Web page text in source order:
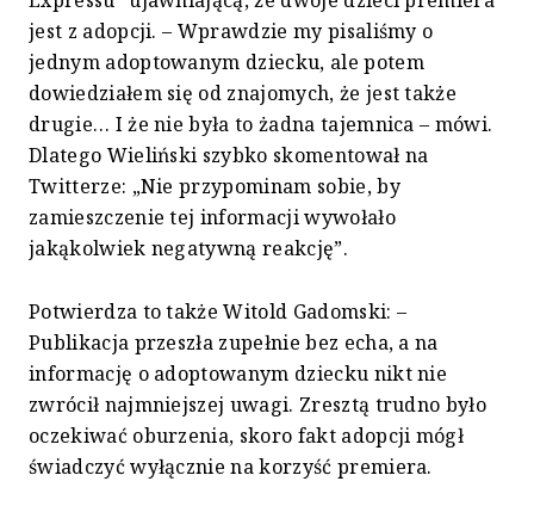
jest z adopcji. – Wprawdzie my pisaliśmy o
jednym adoptowanym dziecku, ale potem
dowiedziałem się od znajomych, że jest także
drugie… I że nie była to żadna tajemnica – mówi.
Dlatego Wieliński szybko skomentował na
Twitterze: „Nie przypominam sobie, by
zamieszczenie tej informacji wywołało
jakąkolwiek negatywną reakcję”.
Potwierdza to także Witold Gadomski: –
Publikacja przeszła zupełnie bez echa, a na
informację o adoptowanym dziecku nikt nie
zwrócił najmniejszej uwagi. Zresztą trudno było
oczekiwać oburzenia, skoro fakt adopcji mógł
świadczyć wyłącznie na korzyść premiera.